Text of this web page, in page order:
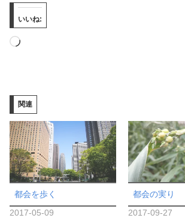
いいね:
読
み
中…
関連
都会を歩く
2017-05-09
都会の実り
2017-09-27